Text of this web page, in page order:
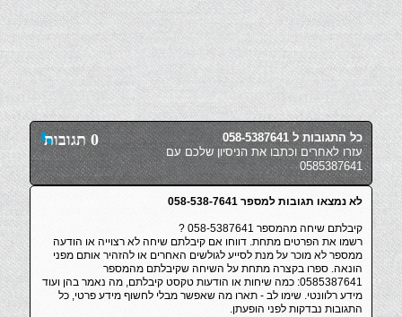
0 תגובות
כל התגובות ל 058-5387641
עזרו לאחרים וכתבו את הניסיון שלכם עם
0585387641
לא נמצאו תגובות למספר 058-538-7641
קיבלתם שיחה מהמספר 058-5387641 ?
רשמו את הפרטים מתחת. דווחו אם קיבלתם שיחה לא רצוייה או הודעה
ממספר לא מוכר על מנת לסייע לגולשים האחרים או להזהיר אותם מפני
הונאה. ספרו בקצרה מתחת על השיחה שקיבלתם מהמספר
0585387641: כמה שיחות או הודעות טקסט קיבלתם, מה נאמר בהן ועוד
מידע רלוונטי. שימו לב - תארו מה שאפשר מבלי לחשוף מידע פרטי, כל
התגובות נבדקות לפני הופעתן.